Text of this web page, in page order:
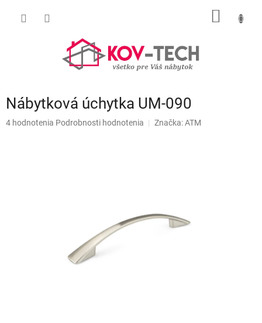
Nábytková úchytka UM-090
Priemerné
4 hodnotenia Podrobnosti hodnotenia Značka:ATM